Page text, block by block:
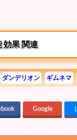
効果 関連
ダンデリオン ギムネマ
Google